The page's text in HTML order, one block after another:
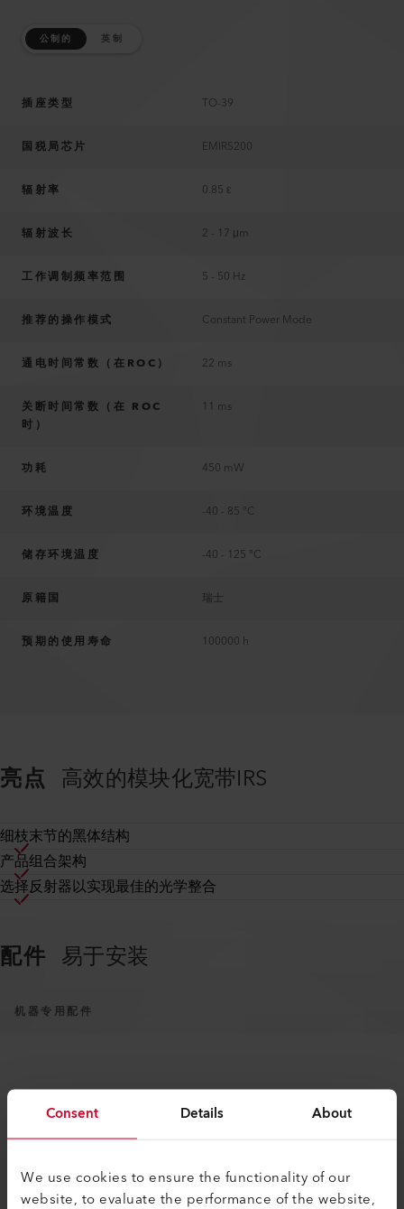
Consent Details About
We use cookies to ensure the functionality of our
website, to evaluate the performance of the website,
公制的 英制
插座类型 TO-39
国税局芯片 EMIRS200
辐射率 0.85 ε
辐射波长 2 - 17 μm
工作调制频率范围 5 - 50 Hz
推荐的操作模式 Constant Power Mode
通电时间常数（在ROC） 22 ms
关断时间常数（在 ROC
时）
11 ms
功耗 450 mW
环境温度 -40 - 85 °C
储存环境温度 -40 - 125 °C
原籍国 瑞士
预期的使用寿命 100000 h
亮点 高效的模块化宽带IRS
细枝末节的黑体结构
产品组合架构
选择反射器以实现最佳的光学整合
配件 易于安装
机器专用配件
类似产品 只有最好，没有其他。